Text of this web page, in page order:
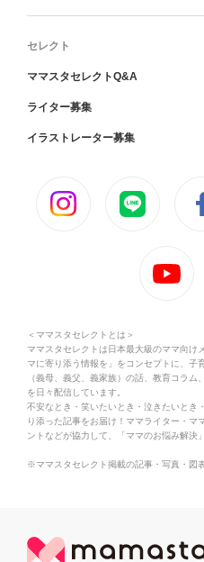
セレクト
ママスタセレクトQ&A
ライター募集
イラストレーター募集
＜ママスタセレクトとは＞
ママスタセレクトは日本最大級のママ向け
マに寄り添う情報を」をコンセプトに、子
（義母、義父、義家族）の話、教育コラ
を日々配信しています。
不安なとき・笑いたいとき・泣きたいとき
り添った記事をお届け！ママライター・マ
ントなどが協力して、「ママのお悩み解決
※ママスタセレクト掲載の記事・写真・図